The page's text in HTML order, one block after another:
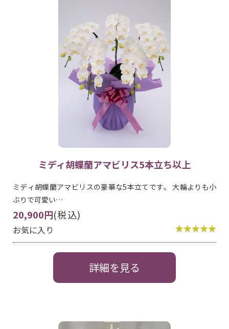
ミディ胡蝶蘭アマビリス5本立ち以上
ミディ胡蝶蘭アマビリスの豪華な5本立てです。 大輪よりも小
ぶりで可愛い…
20,900円(税込)
お気に入り
詳細を見る